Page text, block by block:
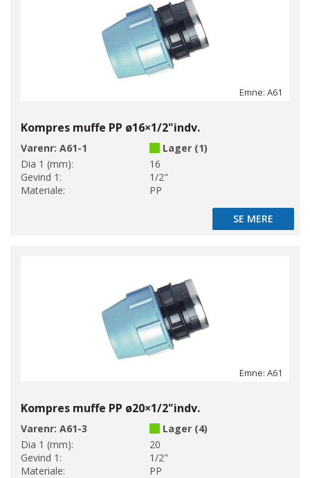
Emne: A61
Kompres muffe PP ø16×1/2"indv.
Varenr: A61-1
Lager (1)
Dia 1 (mm):
16
Gevind 1:
1/2"
Materiale:
PP
SE MERE
SE MERE
Emne: A61
Kompres muffe PP ø20×1/2"indv.
Varenr: A61-3
Lager (4)
Dia 1 (mm):
20
Gevind 1:
1/2"
Materiale:
PP